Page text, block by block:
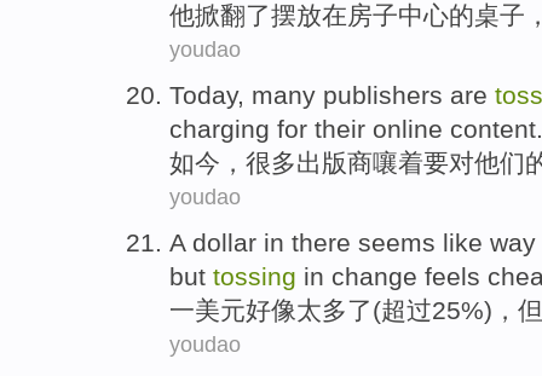
他掀翻了摆放在房子中心的桌子
youdao
Today, many publishers are
charging for their online content.
如今 ， 很多出版商嚷着要对他们
youdao
A dollar in there seems like way
but tossing in change feels
一美元好像太多了(超过25%)，
youdao